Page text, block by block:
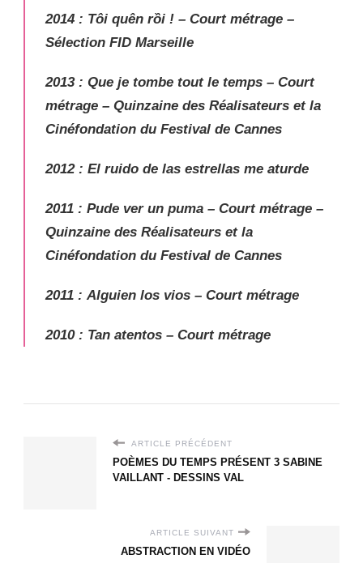
2014 : Tôi quên rồi ! – Court métrage –
Sélection FID Marseille
2013: Que je tombe tout le temps – Court
métrage – Quinzaine des Réalisateurs et la
Cinéfondation du Festival de Cannes
2012: El ruido de las estrellas me aturde
2011 : Pude ver un puma – Court métrage –
Quinzaine des Réalisateurs et la
Cinéfondation du Festival de Cannes
2011 : Alguien los vios – Court métrage
2010: Tan atentos – Court métrage
ARTICLE PRÉCÉDENT
POÈMES DU TEMPS PRÉSENT 3 SABINE
VAILLANT - DESSINS VAL
ARTICLE SUIVANT
ABSTRACTION EN VIDÉO